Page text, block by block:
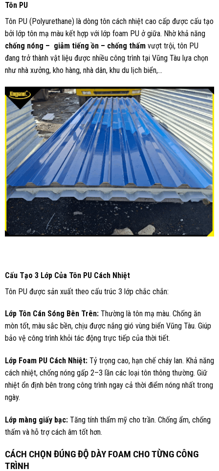
Tôn PU
Tôn PU (Polyurethane) là dòng tôn cách nhiệt cao cấp được cấu tạo
bởi lớp tôn mạ màu kết hợp với lớp foam PU ở giữa. Nhờ khả năng
chống nóng – giảm tiếng ồn – chống thấm vượt trội, tôn PU
đang trở thành vật liệu được nhiều công trình tại Vũng Tàu lựa chọn
như nhà xưởng, kho hàng, nhà dân, khu du lịch biển,…
Cấu Tạo 3 Lớp Của Tôn PU Cách Nhiệt
Tôn PU được sản xuất theo cấu trúc 3 lớp chắc chắn:
Lớp Tôn Cán Sóng Bên Trên: Thường là tôn mạ màu. Chống ăn
mòn tốt, màu sắc bền, chịu được nắng gió vùng biển Vũng Tàu. Giúp
bảo vệ công trình khỏi tác động trực tiếp của thời tiết.
Lớp Foam PU Cách Nhiệt: Tỷ trọng cao, hạn chế cháy lan. Khả năng
cách nhiệt, chống nóng gấp 2–3 lần các loại tôn thông thường. Giữ
nhiệt ổn định bên trong công trình ngay cả thời điểm nóng nhất trong
ngày.
Lớp màng giấy bạc: Tăng tính thẩm mỹ cho trần. Chống ẩm, chống
thấm và hỗ trợ cách âm tốt hơn.
CÁCH CHỌN ĐÚNG ĐỘ DÀY FOAM CHO TỪNG CÔNG
TRÌNH